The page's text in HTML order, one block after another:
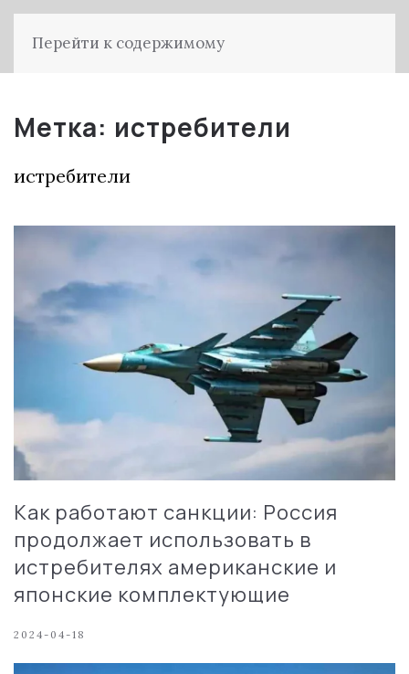
Перейти к содержимому
Метка: истребители
истребители
Как работают санкции: Россия
продолжает использовать в
истребителях американские и
японские комплектующие
2024-04-18